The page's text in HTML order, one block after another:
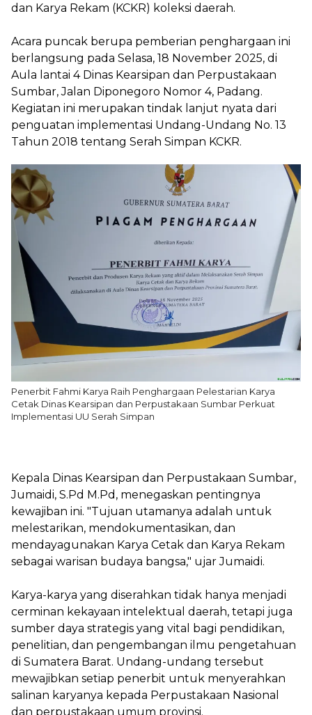
dan Karya Rekam (KCKR) koleksi daerah.
Acara puncak berupa pemberian penghargaan ini
berlangsung pada Selasa, 18 November 2025, di
Aula lantai 4 Dinas Kearsipan dan Perpustakaan
Sumbar, Jalan Diponegoro Nomor 4, Padang.
Kegiatan ini merupakan tindak lanjut nyata dari
penguatan implementasi Undang-Undang No. 13
Tahun 2018 tentang Serah Simpan KCKR.
Penerbit Fahmi Karya Raih Penghargaan Pelestarian Karya
Cetak Dinas Kearsipan dan Perpustakaan Sumbar Perkuat
Implementasi UU Serah Simpan
Kepala Dinas Kearsipan dan Perpustakaan Sumbar,
Jumaidi, S.Pd M.Pd, menegaskan pentingnya
kewajiban ini. "Tujuan utamanya adalah untuk
melestarikan, mendokumentasikan, dan
mendayagunakan Karya Cetak dan Karya Rekam
sebagai warisan budaya bangsa," ujar Jumaidi.
Karya-karya yang diserahkan tidak hanya menjadi
cerminan kekayaan intelektual daerah, tetapi juga
sumber daya strategis yang vital bagi pendidikan,
penelitian, dan pengembangan ilmu pengetahuan
di Sumatera Barat. Undang-undang tersebut
mewajibkan setiap penerbit untuk menyerahkan
salinan karyanya kepada Perpustakaan Nasional
dan perpustakaan umum provinsi.